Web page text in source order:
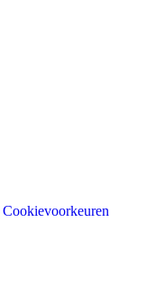
Cookievoorkeuren